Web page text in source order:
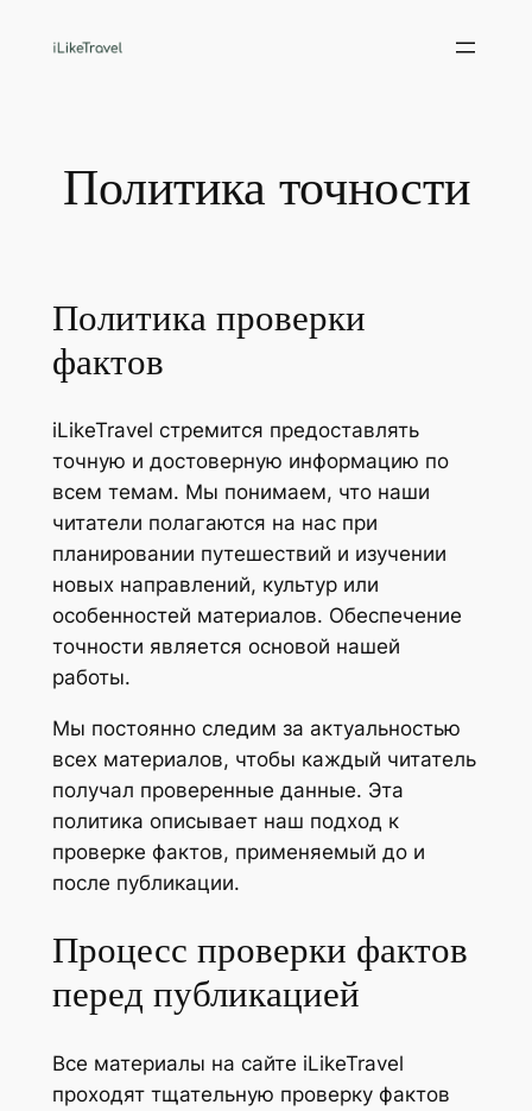
Политика точности
Политика проверки
фактов
iLikeTravel стремится предоставлять
точную и достоверную информацию по
всем темам. Мы понимаем, что наши
читатели полагаются на нас при
планировании путешествий и изучении
новых направлений, культур или
особенностей материалов. Обеспечение
точности является основой нашей
работы.
Мы постоянно следим за актуальностью
всех материалов, чтобы каждый читатель
получал проверенные данные. Эта
политика описывает наш подход к
проверке фактов, применяемый до и
после публикации.
Процесс проверки фактов
перед публикацией
Все материалы на сайте iLikeTravel
проходят тщательную проверку фактов